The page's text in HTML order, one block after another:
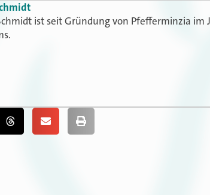
ist seit Gründung von Pfefferminzia im